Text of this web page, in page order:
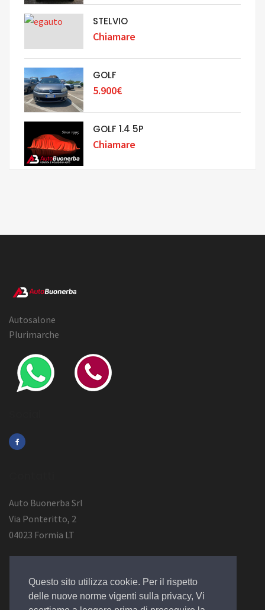
Questo sito utilizza cookie. Per il rispetto
delle nuove norme vigenti sulla privacy, Vi
STELVIO
Chiamare
GOLF
5.900€
GOLF 1.4 5P
Chiamare
Autosalone
Plurimarche
Auto Buonerba Srl
Via Ponteritto, 2
04023 Formia LT
P.Iva 01473730594